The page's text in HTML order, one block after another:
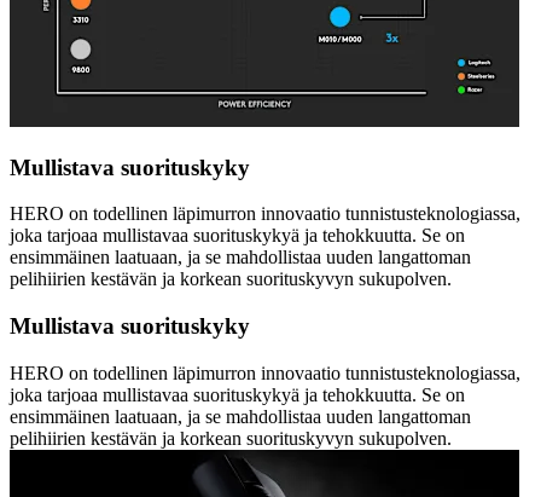
Mullistava suorituskyky
HERO on todellinen läpimurron innovaatio tunnistusteknologiassa,
joka tarjoaa mullistavaa suorituskykyä ja tehokkuutta. Se on
ensimmäinen laatuaan, ja se mahdollistaa uuden langattoman
pelihiirien kestävän ja korkean suorituskyvyn sukupolven.
Mullistava suorituskyky
HERO on todellinen läpimurron innovaatio tunnistusteknologiassa,
joka tarjoaa mullistavaa suorituskykyä ja tehokkuutta. Se on
ensimmäinen laatuaan, ja se mahdollistaa uuden langattoman
pelihiirien kestävän ja korkean suorituskyvyn sukupolven.